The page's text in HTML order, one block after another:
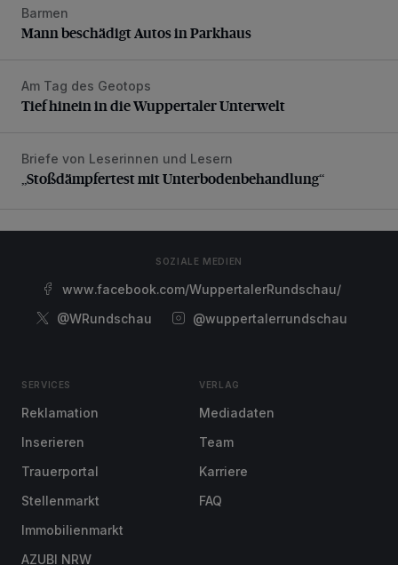
Mann beschädigt Autos in Parkhaus
Barmen
Mann beschädigt Autos in Parkhaus
Tief hinein in die Wuppertaler Unterwelt
Am Tag des Geotops
Tief hinein in die Wuppertaler Unterwelt
„Stoßdämpfertest mit Unterbodenbehandlung“
Briefe von Leserinnen und Lesern
„Stoßdämpfertest mit Unterbodenbehandlung“
SOZIALE MEDIEN
www.facebook.com/WuppertalerRundschau/
@WRundschau
@wuppertalerrundschau
SERVICES
Reklamation
Inserieren
Trauerportal
Stellenmarkt
Immobilienmarkt
AZUBI NRW
VERLAG
Mediadaten
Team
Karriere
FAQ